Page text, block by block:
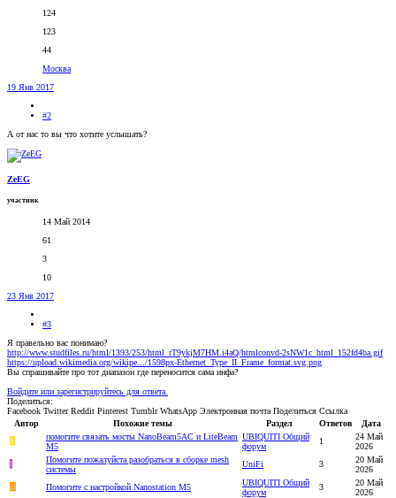
124
123
44
Москва
19 Янв 2017
#2
А от нас то вы что хотите услышать?
ZeEG
участник
14 Май 2014
61
3
10
23 Янв 2017
#3
Я правельно вас понимаю?
http://www.studfiles.ru/html/1393/253/html_rT9ykjM7HM.i4aQ/htmlconvd-2sNW1c_html_152fd4ba.gif
https://upload.wikimedia.org/wikipe.../1598px-Ethernet_Type_II_Frame_format.svg.png
Вы спрашивайте про тот диапазон где переносится сама инфа?
Войдите или зарегистрируйтесь для ответа.
Поделиться:
Facebook Twitter Reddit Pinterest Tumblr WhatsApp Электронная почта Поделиться Ссылка
Автор
Похожие темы Раздел Ответов
Дата
S
помогите связать мосты NanoBeam5AC и LiteBeam
M5
UBIQUITI Общий
форум
1
24 Май
2026
I
Помогите пожалуйста разобраться в сборке mesh
системы
UniFi 3
20 Май
2026
И
Помогите с настройкой Nanostation M5
UBIQUITI Общий
форум
3
20 Май
2026